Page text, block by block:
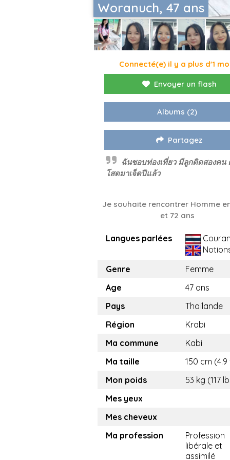
Woranuch, 47 ans
Connecté(e) il y a plus d'1
Envoyer un flash
Albums (2)
Partagez
ฉันชอบท่องเที่ยว มีลูกติดสองคน
โสดมาเจ็ดปีแล้ว
Je souhaite rencontrer Homme
et 72 ans
Langues parlées
Genre
Femme
Age
47 ans
Pays
Thaïlande
Région
Krabi
Ma commune
Kabi
Ma taille
150 cm
Mon poids
53 kg (117
Mes yeux
Mes cheveux
Ma profession
Profession
libérale et
assimilé